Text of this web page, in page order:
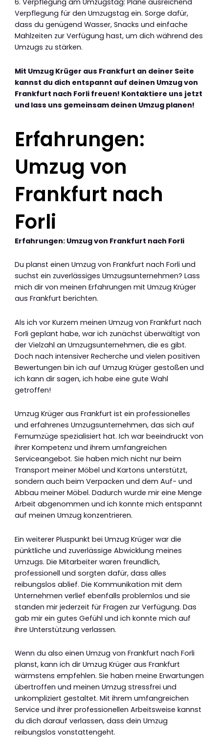
6. Verpflegung am Umzugstag: Plane ausreichend
Verpflegung für den Umzugstag ein. Sorge dafür,
dass du genügend Wasser, Snacks und einfache
Mahlzeiten zur Verfügung hast, um dich während des
Umzugs zu stärken.
Mit Umzug Krüger aus Frankfurt an deiner Seite
kannst du dich entspannt auf deinen Umzug von
Frankfurt nach Forli freuen! Kontaktiere uns jetzt
und lass uns gemeinsam deinen Umzug planen!
Erfahrungen:
Umzug von
Frankfurt nach
Forli
Erfahrungen: Umzug von Frankfurt nach Forli
Du planst einen Umzug von Frankfurt nach Forli und
suchst ein zuverlässiges Umzugsunternehmen? Lass
mich dir von meinen Erfahrungen mit Umzug Krüger
aus Frankfurt berichten.
Als ich vor Kurzem meinen Umzug von Frankfurt nach
Forli geplant habe, war ich zunächst überwältigt von
der Vielzahl an Umzugsunternehmen, die es gibt.
Doch nach intensiver Recherche und vielen positiven
Bewertungen bin ich auf Umzug Krüger gestoßen und
ich kann dir sagen, ich habe eine gute Wahl
getroffen!
Umzug Krüger aus Frankfurt ist ein professionelles
und erfahrenes Umzugsunternehmen, das sich auf
Fernumzüge spezialisiert hat. Ich war beeindruckt von
ihrer Kompetenz und ihrem umfangreichen
Serviceangebot. Sie haben mich nicht nur beim
Transport meiner Möbel und Kartons unterstützt,
sondern auch beim Verpacken und dem Auf- und
Abbau meiner Möbel. Dadurch wurde mir eine Menge
Arbeit abgenommen und ich konnte mich entspannt
auf meinen Umzug konzentrieren.
Ein weiterer Pluspunkt bei Umzug Krüger war die
pünktliche und zuverlässige Abwicklung meines
Umzugs. Die Mitarbeiter waren freundlich,
professionell und sorgten dafür, dass alles
reibungslos ablief. Die Kommunikation mit dem
Unternehmen verlief ebenfalls problemlos und sie
standen mir jederzeit für Fragen zur Verfügung. Das
gab mir ein gutes Gefühl und ich konnte mich auf
ihre Unterstützung verlassen.
Wenn du also einen Umzug von Frankfurt nach Forli
planst, kann ich dir Umzug Krüger aus Frankfurt
wärmstens empfehlen. Sie haben meine Erwartungen
übertroffen und meinen Umzug stressfrei und
unkompliziert gestaltet. Mit ihrem umfangreichen
Service und ihrer professionellen Arbeitsweise kannst
du dich darauf verlassen, dass dein Umzug
reibungslos vonstattengeht.